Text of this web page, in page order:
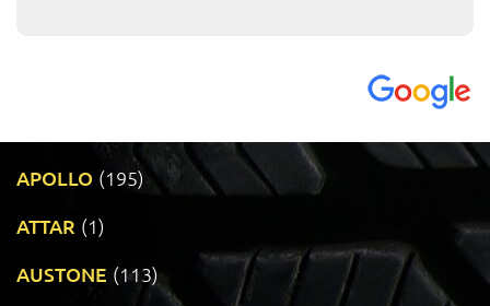
APOLLO (195)
ATTAR (1)
AUSTONE (113)